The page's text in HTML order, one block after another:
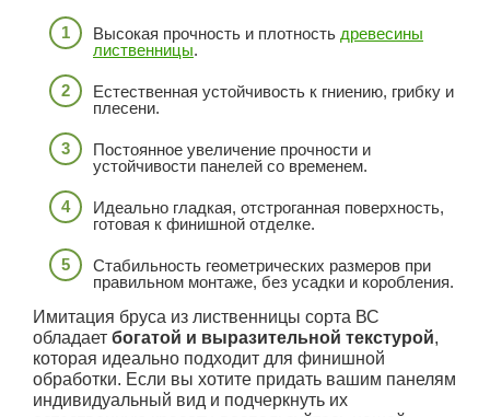
Высокая прочность и плотность древесины
лиственницы.
Естественная устойчивость к гниению, грибку и
плесени.
Постоянное увеличение прочности и
устойчивости панелей со временем.
Идеально гладкая, отстроганная поверхность,
готовая к финишной отделке.
Стабильность геометрических размеров при
правильном монтаже, без усадки и коробления.
Имитация бруса из лиственницы сорта ВС
обладает богатой и выразительной текстурой,
которая идеально подходит для финишной
обработки. Если вы хотите придать вашим панелям
индивидуальный вид и подчеркнуть их